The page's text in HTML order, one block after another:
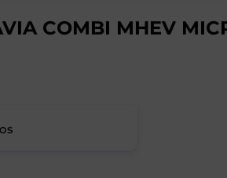
COMBI MHEV